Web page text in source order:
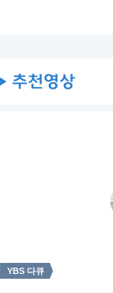
YBS 다큐
주일4부 주일밤예배
주일4부 주일밤예배